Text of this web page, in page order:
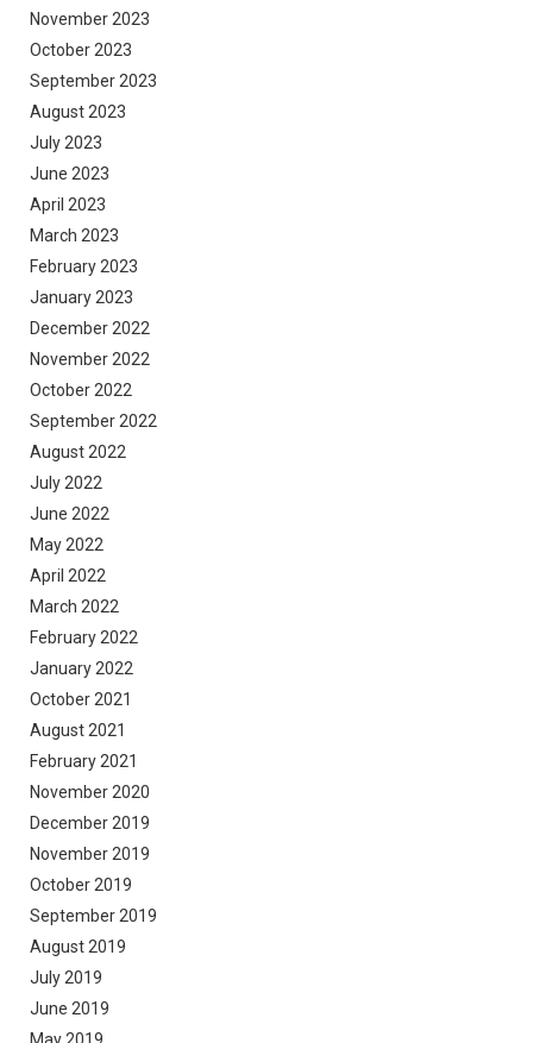
November 2023
October 2023
September 2023
August 2023
July 2023
June 2023
April 2023
March 2023
February 2023
January 2023
December 2022
November 2022
October 2022
September 2022
August 2022
July 2022
June 2022
May 2022
April 2022
March 2022
February 2022
January 2022
October 2021
August 2021
February 2021
November 2020
December 2019
November 2019
October 2019
September 2019
August 2019
July 2019
June 2019